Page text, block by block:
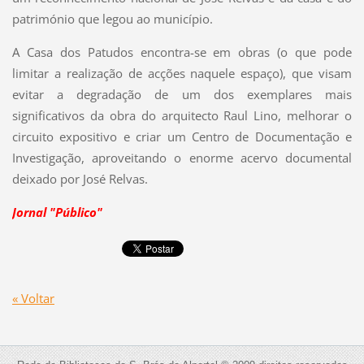
património que legou ao município.
A Casa dos Patudos encontra-se em obras (o que pode
limitar a realização de acções naquele espaço), que visam
evitar a degradação de um dos exemplares mais
significativos da obra do arquitecto Raul Lino, melhorar o
circuito expositivo e criar um Centro de Documentação e
Investigação, aproveitando o enorme acervo documental
deixado por José Relvas.
Jornal "Público"
« Voltar